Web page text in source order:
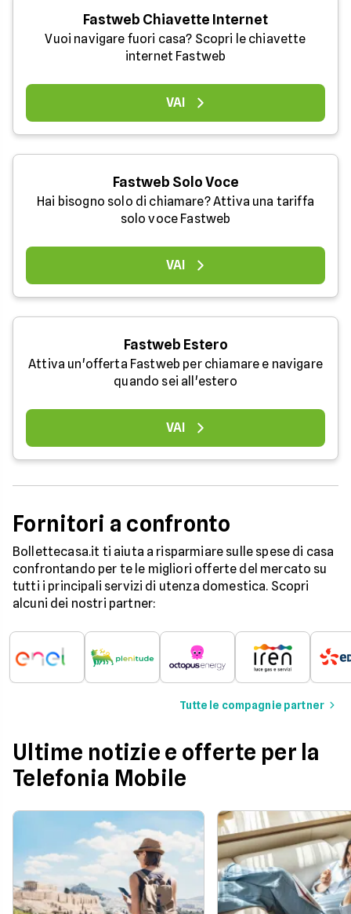
Fastweb Chiavette Internet
Vuoi navigare fuori casa? Scopri le chiavette
internet Fastweb
VAI
Fastweb Solo Voce
Hai bisogno solo di chiamare? Attiva una tariffa
solo voce Fastweb
VAI
Fastweb Estero
Attiva un'offerta Fastweb per chiamare e navigare
quando sei all'estero
VAI
Fornitori a confronto
Bollettecasa.it ti aiuta a risparmiare sulle spese di casa
confrontando per te le migliori offerte del mercato su
tutti i principali servizi di utenza domestica. Scopri
alcuni dei nostri partner:
Tutte le compagnie partner
Ultime notizie e offerte per la
Telefonia Mobile